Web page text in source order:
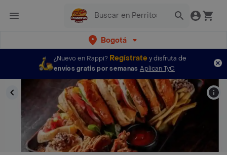
Bogotá
¿Nuevo en Rappi? Regístratey disfruta de
envíos gratis por semanas Aplican TyC